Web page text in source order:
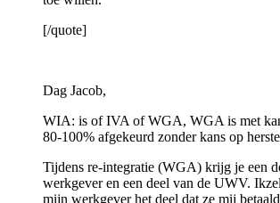
[/quote]
Dag Jacob,
WIA: is of IVA of WGA, WGA is met
80-100% afgekeurd zonder kans op
Tijdens re-integratie (WGA) krijg je een
werkgever en een deel van de UWV.
mijn werkgever het deel dat ze mij